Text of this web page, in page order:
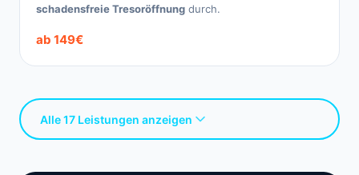
schadensfreie Tresoröffnung durch.
ab 149€
Alle 17 Leistungen anzeigen